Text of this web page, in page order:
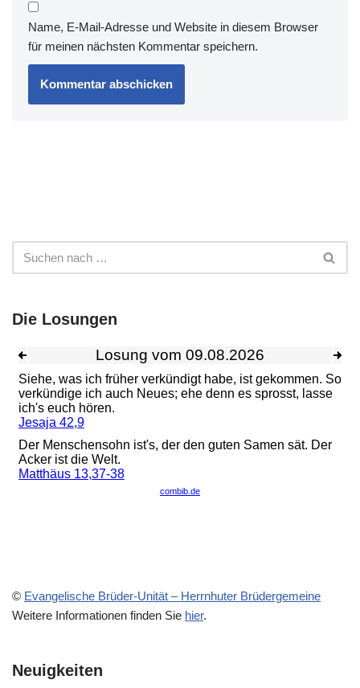
Name, E-Mail-Adresse und Website in diesem Browser
für meinen nächsten Kommentar speichern.
Die Losungen
© Evangelische Brüder-Unität – Herrnhuter Brüdergemeine
Weitere Informationen finden Sie hier.
Neuigkeiten